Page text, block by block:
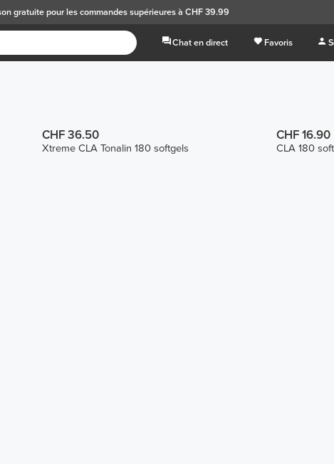
gratuitepour les commandes supérieures à CHF 39.99
Chat en direct Favoris
CHF 36.50
Xtreme CLA Tonalin 180 softgels
CHF 16.90
CLA 180